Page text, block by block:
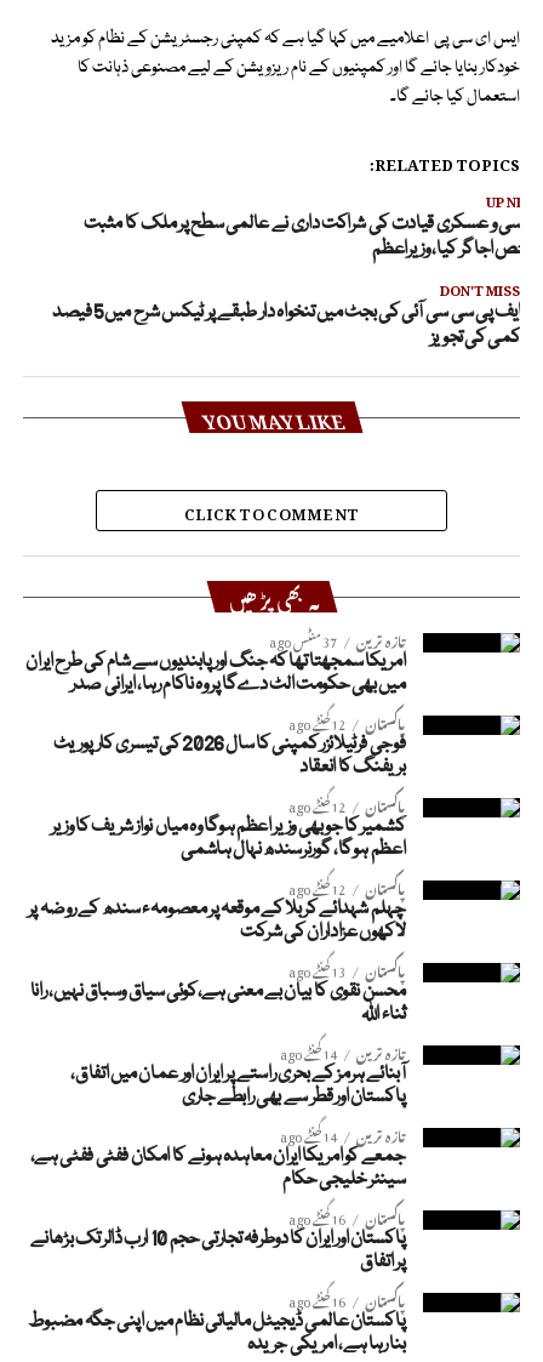
ایس ای سی پی اعلامیے میں کہا گیا ہے کہ کمپنی رجسٹریشن کے نظام کو مزید
خودکار بنایا جائے گا اور کمپنیوں کے نام ریزویشن کے لیے مصنوعی ذہانت کا
استعمال کیا جائے گا۔
RELATED TOPICS:
UP
و عسکری قیادت کی شراکت داری نے عالمی سطح پر ملک کا مثبت
اجاگر کیا، وزیراعظم
DON'T MISS
ایف پی سی سی آئی کی بجٹ میں تنخواہ دار طبقے پر ٹیکس شرح میں5 فیصد
کمی کی تجویز
YOU MAY LIKE
CLICK TO COMMENT
یہ بھی پڑھیں
تازہ ترین 37 منٹس ago
امریکا سمجھتا تھا کہ جنگ اور پابندیوں سے شام کی طرح ایران
میں بھی حکومت الٹ دےگا پر وہ ناکام رہا، ایرانی صدر
پاکستان 12 گھنٹے ago
فوجی فرٹیلائزر کمپنی کا سال 2026 کی تیسری کارپوریٹ
بریفنگ کا انعقاد
پاکستان 12 گھنٹے ago
کشمیر کا جو بھی وزیر اعظم ہوگا وہ میاں نواز شریف کا وزیر
اعظم ہوگا، گورنرسندھ نہال ہاشمی
پاکستان 12 گھنٹے ago
چہلم شہدائے کربلا کے موقعہ پر معصومہء سندھ کے روضہ پر
لاکھوں عزاداران کی شرکت
پاکستان 13 گھنٹے ago
محسن نقوی کا بیان بے معنی ہے،کوئی سیاق وسباق نہیں، رانا
ثناء اللہ
تازہ ترین 14 گھنٹے ago
آبنائے ہرمز کے بحری راستے پر ایران اور عمان میں اتفاق،
پاکستان اور قطر سے بھی رابطے جاری
تازہ ترین 14 گھنٹے ago
جمعے کو امریکا ایران معاہدہ ہونے کا امکان ففٹی ففٹی ہے،
سینئر خلیجی حکام
پاکستان 16 گھنٹے ago
پاکستان اور ایران کا دوطرفہ تجارتی حجم 10 ارب ڈالر تک بڑھانے
پر اتفاق
پاکستان 16 گھنٹے ago
پاکستان عالمی ڈیجیٹل مالیاتی نظام میں اپنی جگہ مضبوط
بنا رہا ہے، امریکی جریدہ